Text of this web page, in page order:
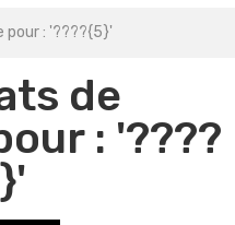
pour : '????{5}'
de
: '????